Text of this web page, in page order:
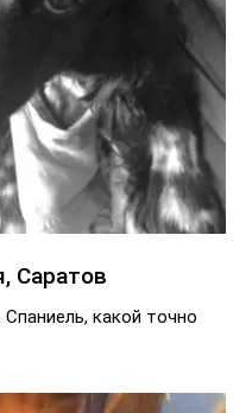
Саратов
какой точно